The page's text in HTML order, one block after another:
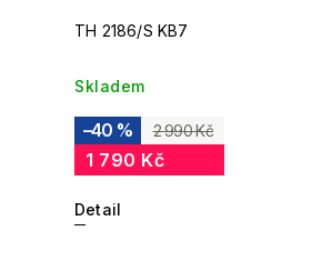
TH 2186/S KB7
Skladem
2 990 Kč
–40 %
1 790 Kč
Detail